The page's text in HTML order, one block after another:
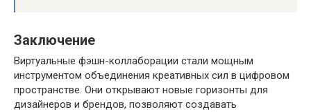
Заключение
Виртуальные фэшн-коллаборации стали мощным
инструментом объединения креативных сил в цифровом
пространстве. Они открывают новые горизонты для
дизайнеров и брендов, позволяют создавать